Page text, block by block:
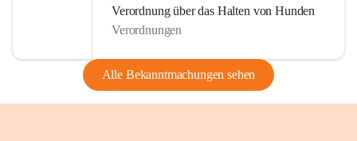
Verordnung über das Halten von Hunden
Verordnungen
Alle Bekanntmachungen sehen